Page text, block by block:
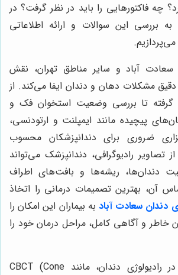
چه فاکتورهایی را باید در نظر گرفت؟ در
به بررسی این سوالات و ارائه اطلاعاتی
سعادت آباد و سایر مناطق تهران، نقش
مشکلات دهان و دندان ایفا می‌کند. از
گرفته تا بررسی وضعیت استخوان فک و
پیچیده مانند ایمپلنت و ارتودنسی،
ضروری برای دندانپزشکان محسوب
تصاویر رادیوگرافی، دندانپزشک می‌تواند
دندان‌ها، ریشه‌ها و بافت‌های اطراف
آن، بهترین تصمیمات درمانی را اتخاذ
دندان سعادت آباد به بیماران این امکان را
خاطر و آگاهی کامل، مراحل درمان خود را
تکنولوژی‌های نوین در رادیولوژی دندان، مانند CBCT (Cone